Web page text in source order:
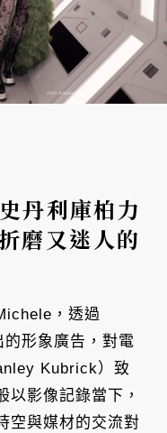
丹利庫柏力
磨又迷人的
，透過
的形象廣告，對電
Kubrick）致
以影像記錄當下，
空與媒材的交流對